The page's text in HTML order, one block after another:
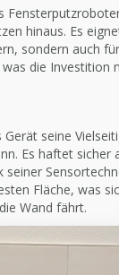
hinaus. Es
sondern auch
die Investition
seine
Es haftet sicher
seiner
Fläche, was
Wand fährt.